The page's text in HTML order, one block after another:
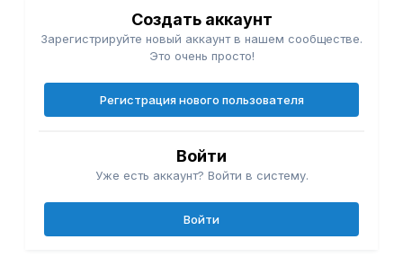
Создать аккаунт
Зарегистрируйте новый аккаунт в нашем сообществе.
Это очень просто!
Регистрация нового пользователя
Войти
Уже есть аккаунт? Войти в систему.
Войти